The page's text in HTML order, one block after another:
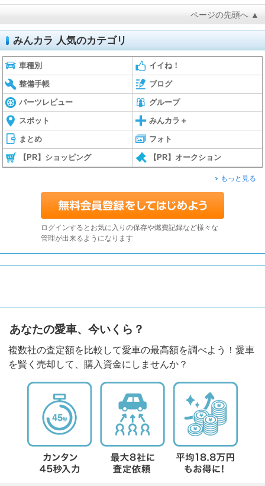
ページの先頭へ ▲
みんカラ 人気のカテゴリ
車種別 イイね！
整備手帳 ブログ
パーツレビュー グループ
スポット みんカラ＋
まとめ フォト
【PR】ショッピング 【PR】オークション
もっと見る
ログインするとお気に入りの保存や燃費記録など様々な
管理が出来るようになります
あなたの愛車、今いくら？
複数社の査定額を比較して愛車の最高額を調べよう！愛車
を賢く売却して、購入資金にしませんか？